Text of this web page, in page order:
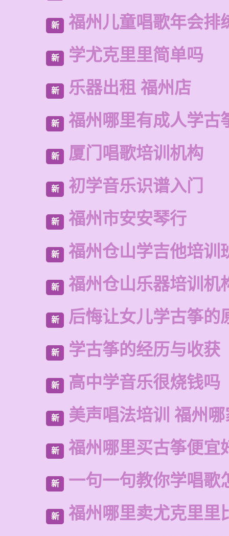
新 福州儿童唱歌年会排
新 学尤克里里简单吗
新 乐器出租 福州店
新 福州哪里有成人学古
新 厦门唱歌培训机构
新 初学音乐识谱入门
新 福州市安安琴行
新 福州仓山学吉他培训
新 福州仓山乐器培训机
新 后悔让女儿学古筝的
新 学古筝的经历与收获
新 高中学音乐很烧钱吗
新 美声唱法培训 福州
新 福州哪里买古筝便宜
新 一句一句教你学唱歌
新 福州哪里卖尤克里里